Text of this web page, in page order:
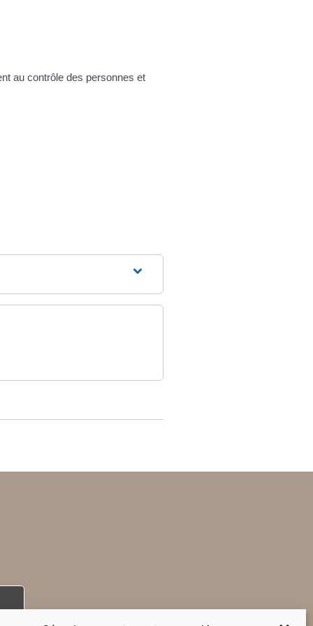
au contrôle des personnes et